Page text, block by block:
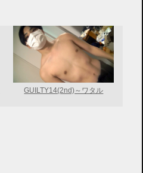
GUILTY14(2nd)～ワタル